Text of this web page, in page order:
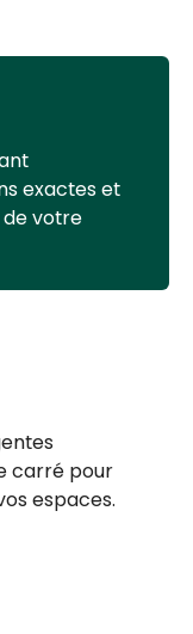
exactes et
votre
carré pour
espaces.